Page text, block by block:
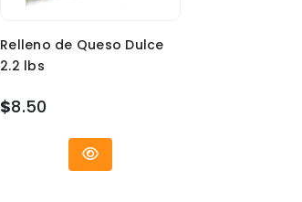
Relleno de Queso Dulce
2.2 lbs
$8.50